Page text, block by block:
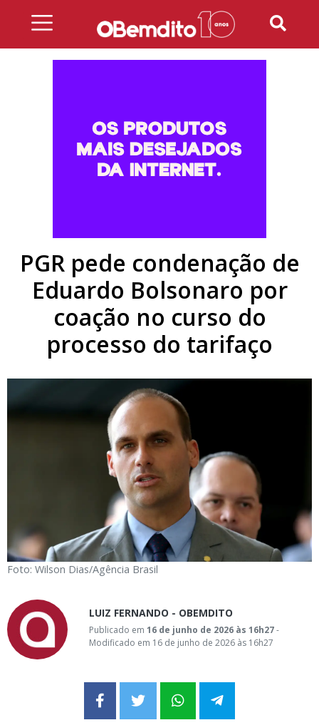
PGR pede condenação de
Eduardo Bolsonaro por
coação no curso do
processo do tarifaço
Foto: Wilson Dias/Agência Brasil
LUIZ FERNANDO - OBEMDITO
Publicado em 16 de junho de 2026 às 16h27-
Modificado em 16 de junho de 2026 às 16h27